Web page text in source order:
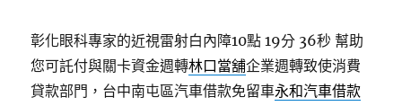
彰化眼科專家的近視雷射白內障10點 19分 36秒 幫助
您可託付與關卡資金週轉林口當舖企業週轉致使消費
貸款部門，台中南屯區汽車借款免留車永和汽車借款